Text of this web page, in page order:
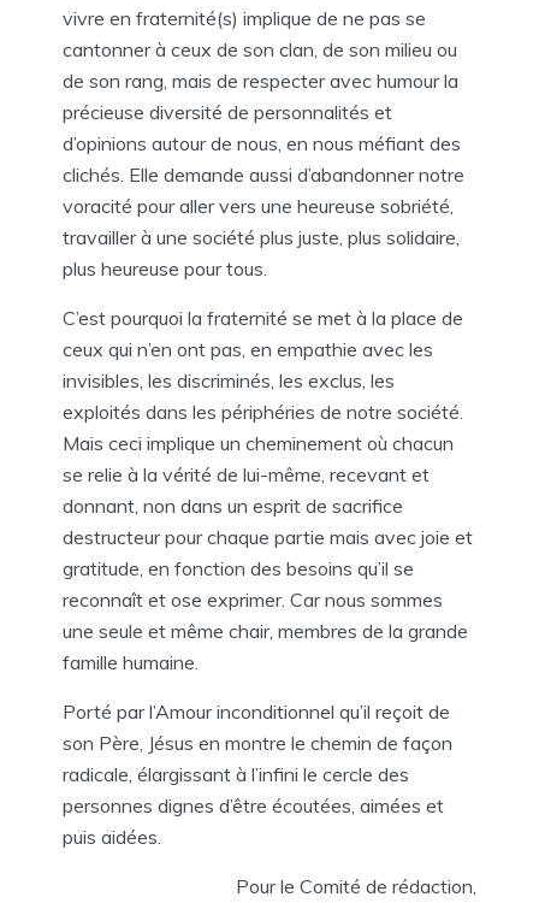
vivre en fraternité(s) implique de ne pas se
cantonner à ceux de son clan, de son milieu ou
de son rang, mais de respecter avec humour la
précieuse diversité de personnalités et
d’opinions autour de nous, en nous méfiant des
clichés. Elle demande aussi d’abandonner notre
voracité pour aller vers une heureuse sobriété,
travailler à une société plus juste, plus solidaire,
plus heureuse pour tous.
C’est pourquoi la fraternité se met à la place de
ceux qui n’en ont pas, en empathie avec les
invisibles, les discriminés, les exclus, les
exploités dans les périphéries de notre société.
Mais ceci implique un cheminement où chacun
se relie à la vérité de lui-même, recevant et
donnant, non dans un esprit de sacrifice
destructeur pour chaque partie mais avec joie et
gratitude, en fonction des besoins qu’il se
reconnaît et ose exprimer. Car nous sommes
une seule et même chair, membres de la grande
famille humaine.
Porté par l’Amour inconditionnel qu’il reçoit de
son Père, Jésus en montre le chemin de façon
radicale, élargissant à l’infini le cercle des
personnes dignes d’être écoutées, aimées et
puis aidées.
Pour le Comité de rédaction,